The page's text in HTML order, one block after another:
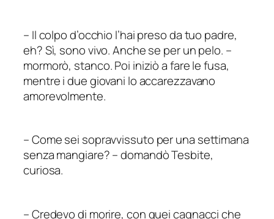
– Il colpo d’occhio l’hai preso da tuo padre,
eh? Sì, sono vivo. Anche se per un pelo. –
mormorò, stanco. Poi iniziò a fare le fusa,
mentre i due giovani lo accarezzavano
amorevolmente.
–Come sei sopravvissuto per una settimana
senza mangiare?–domandò Tesbite,
curiosa.
–Credevo di morire, con quei cagnacci che